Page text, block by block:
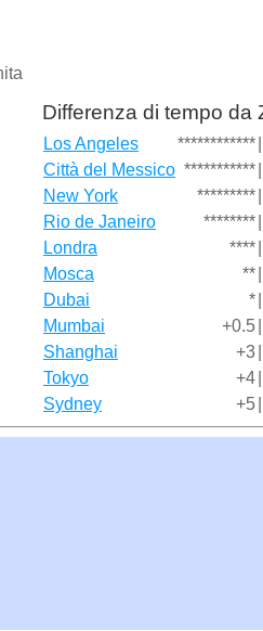
Differenza di tempo da
Los Angeles ************
Città del Messico ***********
New York
*********
Rio de Janeiro
********
Londra
****
Mosca
**
Dubai
*
Mumbai
+0.5
Shanghai
+3
Tokyo
+4
Sydney
+5